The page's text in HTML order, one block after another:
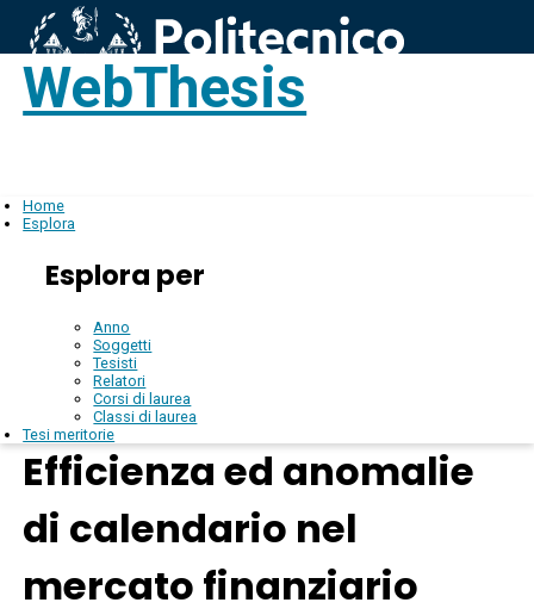
WebThesis
Home
Esplora
Esplora per
Anno
Soggetti
Tesisti
Relatori
Corsi di laurea
Classi di laurea
Tesi meritorie
Efficienza ed anomalie
di calendario nel
mercato finanziario